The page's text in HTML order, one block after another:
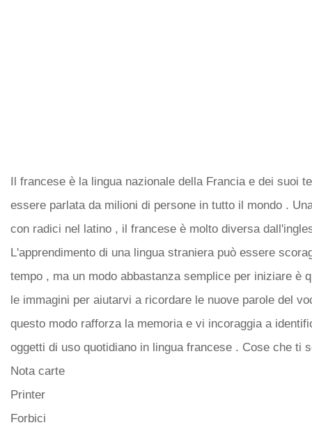
Il francese è la lingua nazionale della Francia e dei suoi
essere parlata da milioni di persone in tutto il mondo .
con radici nel latino , il francese è molto diversa
L'apprendimento di una lingua straniera può essere
tempo , ma un modo abbastanza semplice per iniziare è
le immagini per aiutarvi a ricordare le nuove parole del
questo modo rafforza la memoria e vi incoraggia a
oggetti di uso quotidiano in lingua francese . Cose che ti
Nota carte
Printer
Forbici